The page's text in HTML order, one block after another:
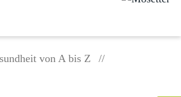
von A bis Z
//